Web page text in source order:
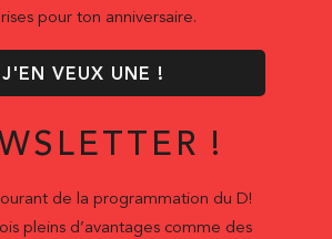
pour ton anniversaire.
J'EN VEUX UNE !
!
de la programmation du D!
pleins d’avantages comme des